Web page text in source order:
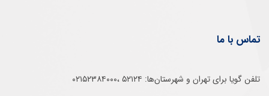
تماس با ما
تلفن‌ گویا برای‌ تهران‌‌ و‌ شهرستان‌ها:‌ ۵۲۱۲۴ ،۰۲۱۵۲۳۸۴۰۰۰